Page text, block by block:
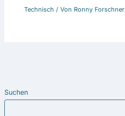
Suchen
Technisch / Von Ronny Forschner